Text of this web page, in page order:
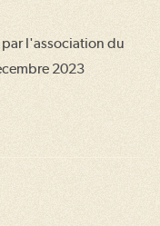
par l'association du
2023